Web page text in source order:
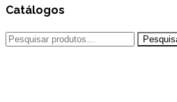
Catálogos
Pesquisar
por: